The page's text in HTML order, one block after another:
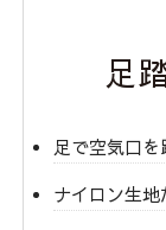
足
足で空気口
ナイロン生